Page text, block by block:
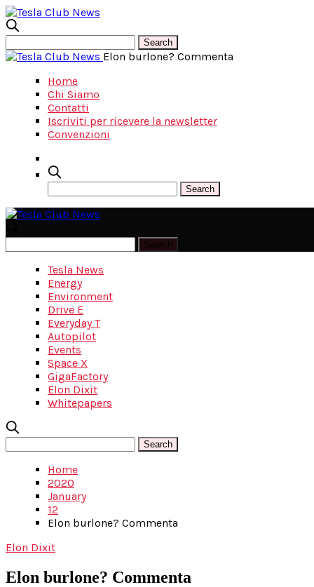
Elon burlone? Commenta
Home
Chi Siamo
Contatti
Iscriviti per ricevere la newsletter
Convenzioni
Tesla News
Energy
Environment
Drive E
Everyday T
Autopilot
Events
Space X
GigaFactory
Elon Dixit
Whitepapers
Home
2020
January
12
Elon burlone? Commenta
Elon Dixit
Elon burlone? Commenta